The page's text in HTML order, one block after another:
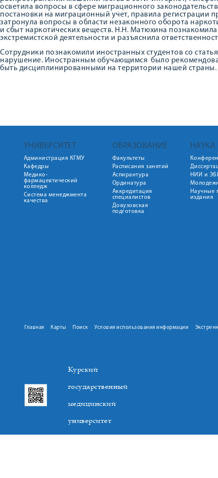
осветила вопросы в сфере миграционного
постановки на миграционный учет, правила регистрации
затронула вопросы в области незаконного оборота
и сбыт наркотических веществ. Н.Н. Матюхина
экстремистской деятельности и разъяснила
Сотрудники познакомили иностранных студентов со
нарушение. Иностранным обучающимся было
быть дисциплинированными на территории нашей страны.
УНИВЕРСИТЕТ
Администрация КГМУ
Кафедры
Медико-
фармацевтический
колледж
Система менеджмента
качества
ОБРАЗОВАНИЕ
Факультеты
Расписания занятий
Аспирантура
Ординатура
Аккредитация
специалистов
Довузовская
подготовка
НАУКА
НИИ и
Научные
издания
Главная Карты Поиск Условия использования информации
Курский
государственный
медицинский
университет